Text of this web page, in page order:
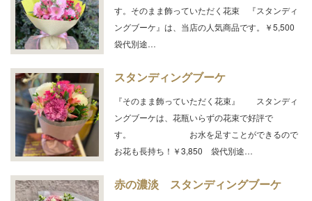
す。そのまま飾っていただく花束 『スタンディ
ングブーケ』は、当店の人気商品です。￥5,500
袋代別途…
スタンディングブーケ
『そのまま飾っていただく花束』 スタンディ
ングブーケは、花瓶いらずの花束で好評で
す。 お水を足すことができるので
お花も長持ち！￥3,850 袋代別途…
赤の濃淡 スタンディングブーケ